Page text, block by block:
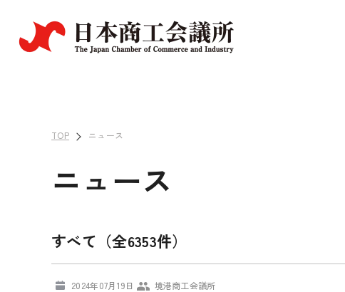
TOP ニュース
ニュース
すべて（全6353件）
2024年07月19日 境港商工会議所